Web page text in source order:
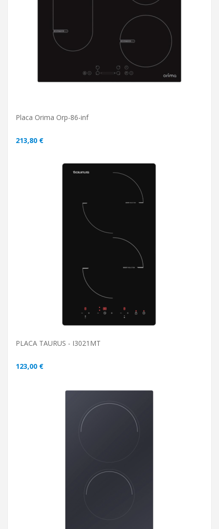
Placa Orima Orp-86-inf
213,80 €
ADICIONAR AO CARRINHO
PLACA TAURUS - I3021MT
123,00 €